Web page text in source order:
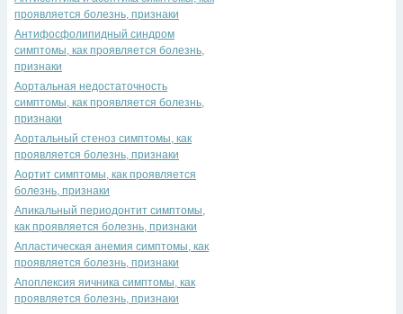
проявляется болезнь, признаки
Антифосфолипидный синдром
симптомы, как проявляется болезнь,
признаки
Аортальная недостаточность
симптомы, как проявляется болезнь,
признаки
Аортальный стеноз симптомы, как
проявляется болезнь, признаки
Аортит симптомы, как проявляется
болезнь, признаки
Апикальный периодонтит симптомы,
как проявляется болезнь, признаки
Апластическая анемия симптомы, как
проявляется болезнь, признаки
Апоплексия яичника симптомы, как
проявляется болезнь, признаки